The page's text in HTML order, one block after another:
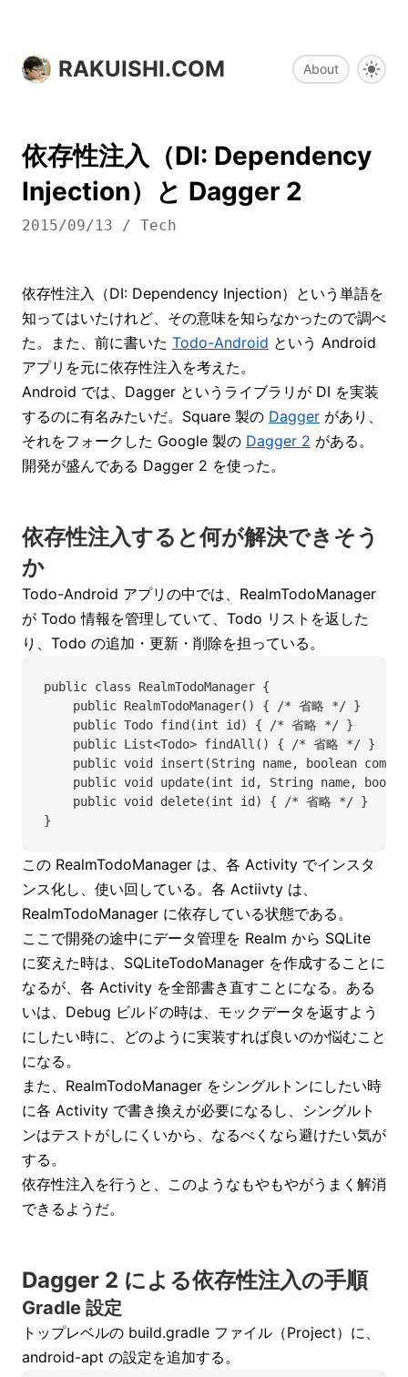
RAKUISHI.COM About
依存性注入（DI: Dependency
Injection）と Dagger 2
2015/09/13 / Tech
依存性注入（DI: Dependency Injection）という単語を
知ってはいたけれど、その意味を知らなかったので調べ
た。また、前に書いた Todo-Android という Android
アプリを元に依存性注入を考えた。
Android では、Dagger というライブラリが DI を実装
するのに有名みたいだ。Square 製の Dagger があり、
それをフォークした Google 製の Dagger 2 がある。
開発が盛んである Dagger 2 を使った。
依存性注入すると何が解決できそう
か
Todo-Android アプリの中では、RealmTodoManager
が Todo 情報を管理していて、Todo リストを返した
り、Todo の追加・更新・削除を担っている。
public class RealmTodoManager {
    public RealmTodoManager() { /* 省略 */ }
    public Todo find(int id) { /* 省略 */ }
    public List<Todo> findAll() { /* 省略 */ }
public void insert(String name, boolean
public void update(int id, String name,
    public void delete(int id) { /* 省略 */ }
}
この RealmTodoManager は、各 Activity でインスタ
ンス化し、使い回している。各 Actiivty は、
RealmTodoManager に依存している状態である。
ここで開発の途中にデータ管理を Realm から SQLite
に変えた時は、SQLiteTodoManager を作成することに
なるが、各 Activity を全部書き直すことになる。ある
いは、Debug ビルドの時は、モックデータを返すよう
にしたい時に、どのように実装すれば良いのか悩むこと
になる。
また、RealmTodoManager をシングルトンにしたい時
に各 Activity で書き換えが必要になるし、シングルト
ンはテストがしにくいから、なるべくなら避けたい気が
する。
依存性注入を行うと、このようなもやもやがうまく解消
できるようだ。
Dagger 2 による依存性注入の手順
Gradle 設定
トップレベルの build.gradle ファイル（Project）に、
android-apt の設定を追加する。